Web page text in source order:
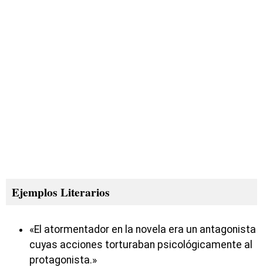
Ejemplos Literarios
«El atormentador en la novela era un antagonista
cuyas acciones torturaban psicológicamente al
protagonista.»